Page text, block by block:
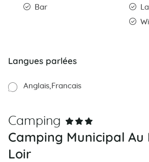
Bar
Langues parlées
Anglais Francais
Camping
Camping Municipal Au
Loir